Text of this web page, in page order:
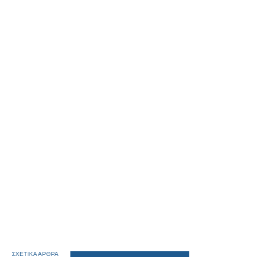
ΣΧΕΤΙΚΑ ΑΡΘΡΑ